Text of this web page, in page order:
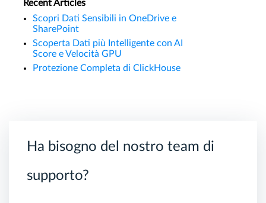
Recent Articles
Scopri Dati Sensibili in OneDrive e
SharePoint
Scoperta Dati più Intelligente con AI
Score e Velocità GPU
Protezione Completa di ClickHouse
Ha bisogno del nostro team di
supporto?